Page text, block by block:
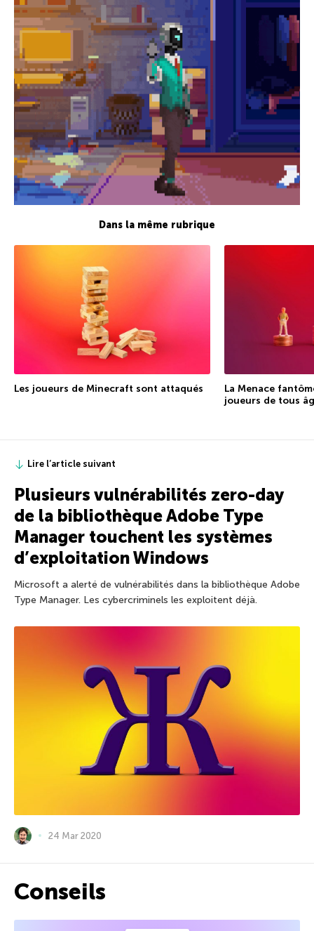
Dans la même rubrique
Les joueurs de Minecraft sont attaqués
La Menace
joueurs de tous
Lire l’article suivant
Plusieurs vulnérabilités zero-day
de la bibliothèque Adobe Type
Manager touchent les systèmes
d’exploitation Windows
Microsoft a alerté de vulnérabilités dans la bibliothèque Adobe
Type Manager. Les cybercriminels les exploitent déjà.
24 Mar 2020
Conseils